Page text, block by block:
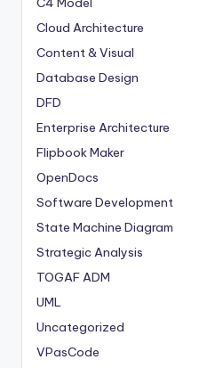
Cloud Architecture
Content & Visual
Database Design
DFD
Enterprise Architecture
Flipbook Maker
OpenDocs
Software Development
State Machine Diagram
Strategic Analysis
TOGAF ADM
UML
Uncategorized
VPasCode